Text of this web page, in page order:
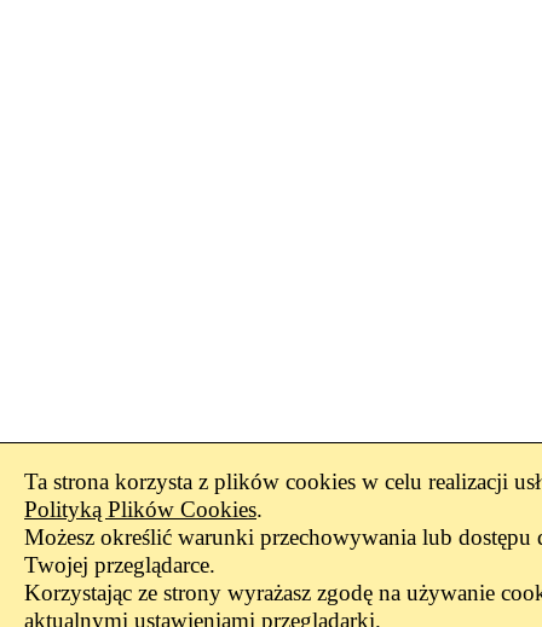
Ta strona korzysta z plików cookies w celu realizacji
Polityką Plików Cookies.
Możesz określić warunki przechowywania lub
Twojej przeglądarce.
Korzystając ze strony wyrażasz zgodę na używanie
aktualnymi ustawieniami przeglądarki.